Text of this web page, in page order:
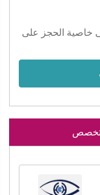
خاصية الحجز على